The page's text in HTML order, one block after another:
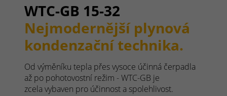
WTC-GB 15-32
Nejmodernější plynová
kondenzační technika.
Od výměníku tepla přes vysoce účinná čerpadla
až po pohotovostní režim - WTC-GB je
zcela vybaven pro účinnost a spolehlivost.